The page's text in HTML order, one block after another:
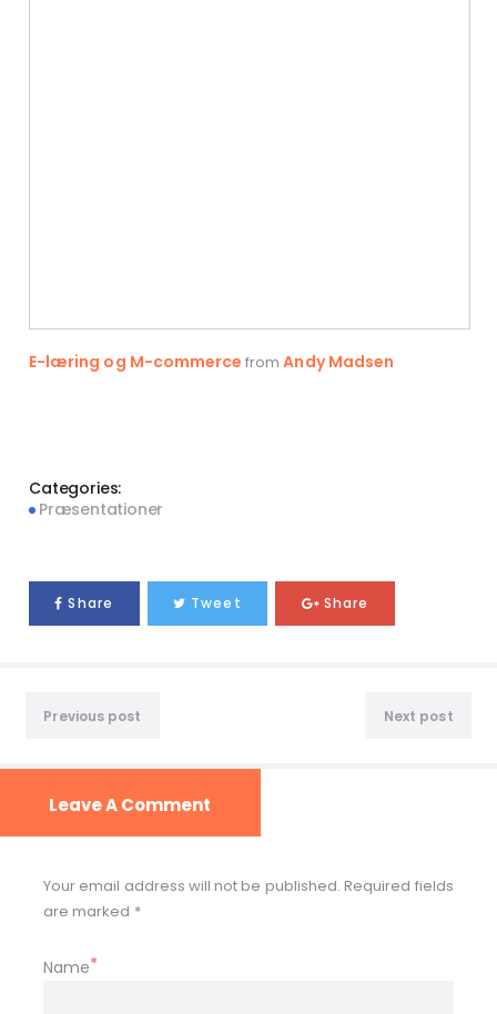
E-læring og M-commerce fromAndy Madsen
Categories:
Præsentationer
Share Tweet Share
Previous post Next post
Leave A Comment
Your email address will not be published. Required fields
are marked *
Name